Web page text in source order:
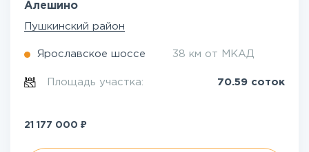
Алешино
Пушкинский район
Ярославское шоссе 38 км от МКАД
Площадь участка: 70.59 соток
21 177 000 ₽